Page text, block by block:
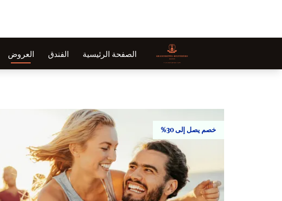
الصفحة الرئيسية الفندق العروض
خصم يصل إلى 30%